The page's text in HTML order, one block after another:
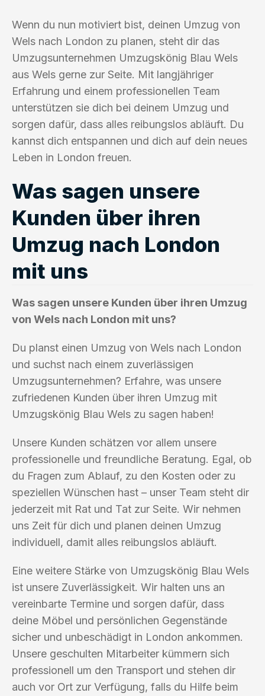
Wenn du nun motiviert bist, deinen Umzug von
Wels nach London zu planen, steht dir das
Umzugsunternehmen Umzugskönig Blau Wels
aus Wels gerne zur Seite. Mit langjähriger
Erfahrung und einem professionellen Team
unterstützen sie dich bei deinem Umzug und
sorgen dafür, dass alles reibungslos abläuft. Du
kannst dich entspannen und dich auf dein neues
Leben in London freuen.
Was sagen unsere
Kunden über ihren
Umzug nach London
mit uns
Was sagen unsere Kunden über ihren Umzug
von Wels nach London mit uns?
Du planst einen Umzug von Wels nach London
und suchst nach einem zuverlässigen
Umzugsunternehmen? Erfahre, was unsere
zufriedenen Kunden über ihren Umzug mit
Umzugskönig Blau Wels zu sagen haben!
Unsere Kunden schätzen vor allem unsere
professionelle und freundliche Beratung. Egal, ob
du Fragen zum Ablauf, zu den Kosten oder zu
speziellen Wünschen hast – unser Team steht dir
jederzeit mit Rat und Tat zur Seite. Wir nehmen
uns Zeit für dich und planen deinen Umzug
individuell, damit alles reibungslos abläuft.
Eine weitere Stärke von Umzugskönig Blau Wels
ist unsere Zuverlässigkeit. Wir halten uns an
vereinbarte Termine und sorgen dafür, dass
deine Möbel und persönlichen Gegenstände
sicher und unbeschädigt in London ankommen.
Unsere geschulten Mitarbeiter kümmern sich
professionell um den Transport und stehen dir
auch vor Ort zur Verfügung, falls du Hilfe beim